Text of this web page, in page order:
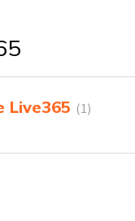
Live365 1